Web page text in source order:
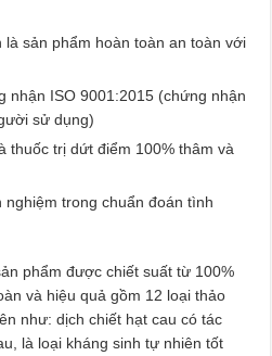
sản phẩm hoàn toàn an toàn với
nhận ISO 9001:2015 (chứng nhận
sử dụng)
thuốc trị dứt điểm 100% thâm và
trong chuẩn đoán tình
phẩm được chiết suất từ 100%
và hiệu quả gồm 12 loại thảo
như: dịch chiết hạt cau có tác
là loại kháng sinh tự nhiên tốt